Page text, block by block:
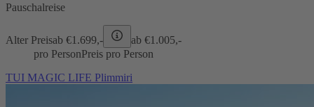
Pauschalreise
Alter Preisab €1.699,- ab €1.005,-
pro PersonPreis pro Person
TUI MAGIC LIFE Plimmiri